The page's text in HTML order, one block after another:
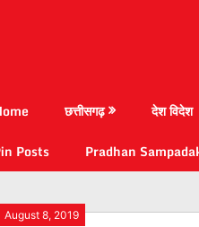
छत्तीसगढ़ देश विदेश
Posts
Pradhan
August 8, 2019